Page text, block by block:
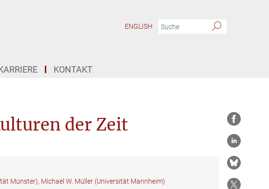
ENGLISH
KONTAKT
der Zeit
Münster), Michael W. Müller (Universität Mannheim)